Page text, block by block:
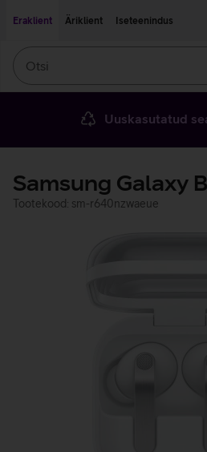
Eraklient
Äriklient Iseteenindus
Uuskasutatud
Samsung Galaxy
Tootekood: sm-r640nzwaeue